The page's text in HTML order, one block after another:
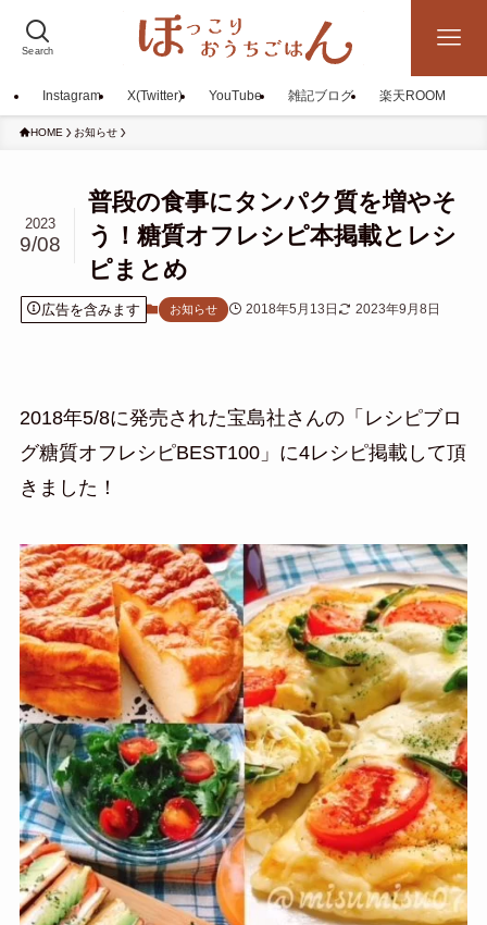
Search
Instagram X(Twitter) YouTube 雑記ブログ 楽天ROOM
HOME お知らせ
普段の食事にタンパク質を増やそ
う！糖質オフレシピ本掲載とレシ
ピまとめ
2023
9/08
広告を含みます お知らせ 2018年5月13日 2023年9月8日
2018年5/8に発売された宝島社さんの「レシピブロ
グ糖質オフレシピBEST100」に4レシピ掲載して頂
きました！